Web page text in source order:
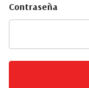
Contraseña